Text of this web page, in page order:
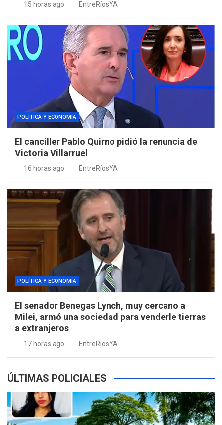
15 horas ago EntreRíosYA
POLÍTICA Y ECONOMÍA
El canciller Pablo Quirno pidió la renuncia de
Victoria Villarruel
16 horas ago EntreRíosYA
POLÍTICA Y ECONOMÍA
El senador Benegas Lynch, muy cercano a
Milei, armó una sociedad para venderle tierras
a extranjeros
17 horas ago EntreRíosYA
ÚLTIMAS POLICIALES